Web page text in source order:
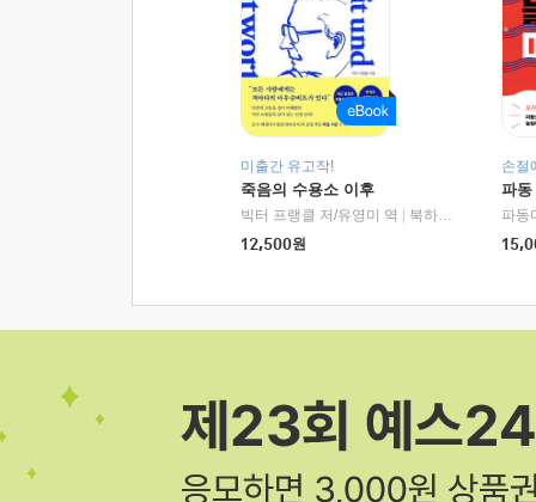
미출간 유고작!
죽음의 수용소 이후
빅터 프랭클 저/유영미 역
북하우스
12,500원
손절
파동
파동